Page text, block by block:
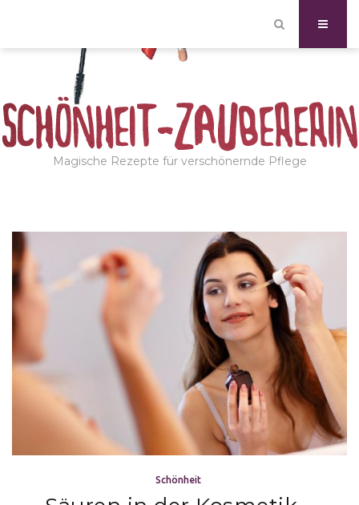
Magische Rezepte für verschönernde Pflege
Schönheit